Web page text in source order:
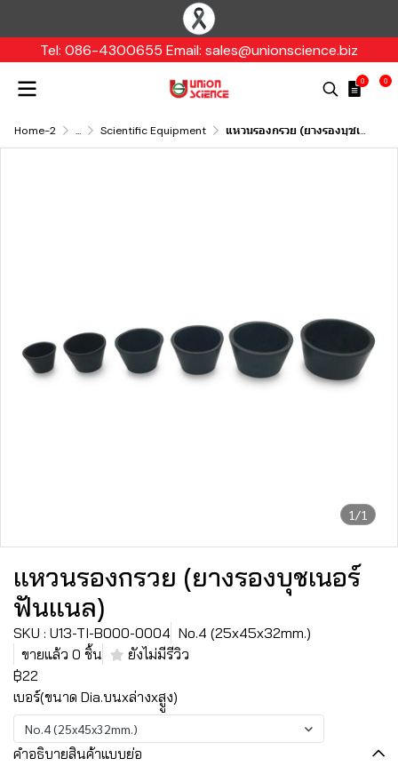
Tel: 086-4300655 Email: sales@unionscience.biz
0 0
Home-2 ... Scientific Equipment แหวนรองกรวย (ยางรองบุชเนอร์ฟันแนล)
1/1
แหวนรองกรวย (ยางรองบุชเนอร์
ฟันแนล)
SKU : U13-TI-B000-0004 No.4 (25x45x32mm.)
ขายแล้ว 0 ชิ้น
ยังไม่มีรีวิว
฿22
เบอร์(ขนาด Dia.บนxล่างxสููง)
No.4 (25x45x32mm.)
คำอธิบายสินค้าแบบย่อ